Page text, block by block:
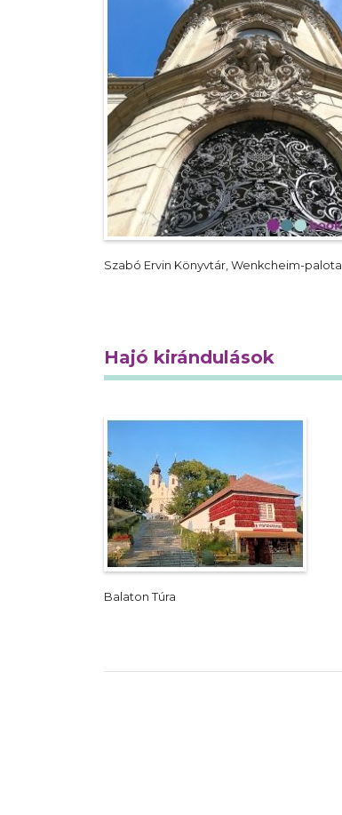
Szabó Ervin Könyvtár, Wenkcheim-palota
Hajó kirándulások
Balaton Túra